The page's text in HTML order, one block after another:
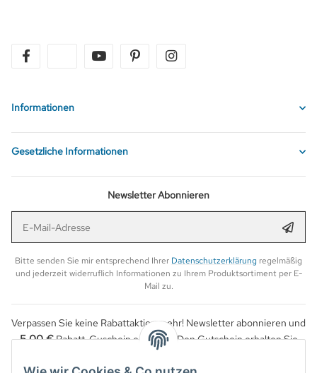
twitter youtube pinterest
Informationen
Gesetzliche Informationen
Newsletter Abonnieren
Bitte senden Sie mir entsprechend Ihrer Datenschutzerklärung regelmäßig
und jederzeit widerruflich Informationen zu Ihrem Produktsortiment per E-
Mail zu.
Verpassen Sie keine Rabattaktion mehr! Newsletter abonnieren und
5,00 €Rabatt-Guschein erhalten. Den Gutschein erhalten Sie
per Email nach der erfolgreichen Bestätigung Ihrer Email-Adresse.